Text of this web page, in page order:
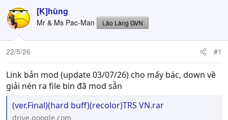
a
d
s
t
a
e
r
ử
i
[K]hùng
Mr & Ms Pac-Man Lão Làng GVN
22/5/26 #1
Link bản mod (update 03/07/26) cho mấy bác, down về
giải nén ra file bin đã mod sẵn
(ver.Final)(hard buff)(recolor)TRS VN.rar
drive.google.com